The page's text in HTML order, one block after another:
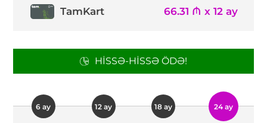
TamKart 66.31 ₼ x 12 ay
HISSƏ-HISSƏ ÖDƏ!
6 ay 12 ay 18 ay 24 ay